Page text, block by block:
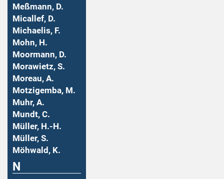
Meßmann, D.
Micallef, D.
Michaelis, F.
Mohn, H.
Moormann, D.
Morawietz, S.
Moreau, A.
Motzigemba, M.
Muhr, A.
Mundt, C.
Müller, H.-H.
Müller, S.
Möhwald, K.
N